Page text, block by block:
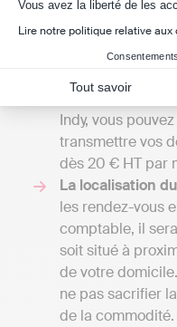
Vous avez la liberté de les
Lire notre politique relative aux
Tout savoir
confiée à un
grimper jusqu'à
votre entreprise
Indy, vous
transmettre vos
dès 20 € HT par
La localisation
les rendez-vous
comptable, il
soit situé à
de votre
ne pas sacrifier
de la